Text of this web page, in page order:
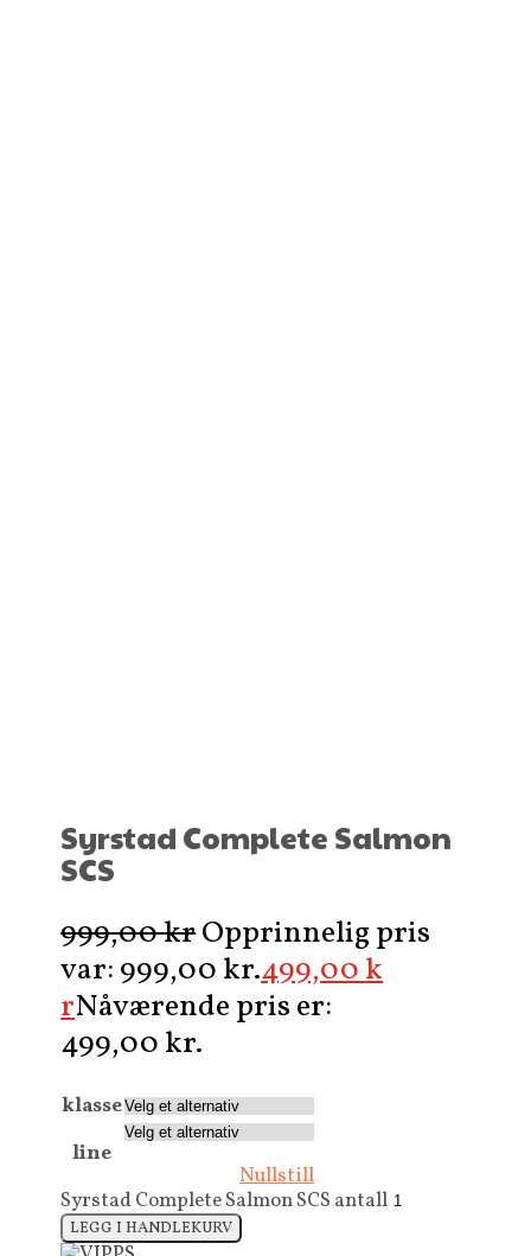
Syrstad Complete Salmon
SCS
999,00krOpprinnelig pris
var: 999,00 kr.499,00k
rNåværende pris er:
499,00 kr.
klasse
line
Nullstill
Syrstad Complete Salmon SCS antall
LEGG I HANDLEKURV